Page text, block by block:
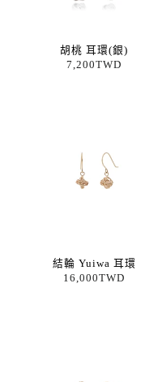
胡桃 耳環(銀)
7,200TWD
結輪 Yuiwa 耳環
16,000TWD